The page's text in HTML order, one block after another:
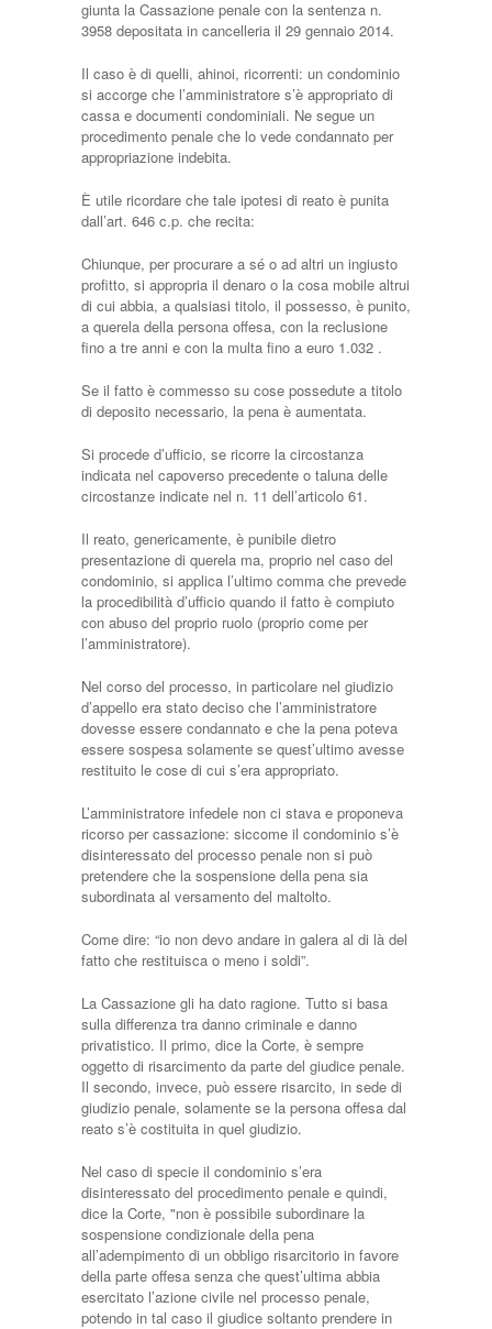
giunta la Cassazione penale con la sentenza n.
3958 depositata in cancelleria il 29 gennaio 2014.
Il caso è di quelli, ahinoi, ricorrenti: un condominio
si accorge che l’amministratore s’è appropriato di
cassa e documenti condominiali. Ne segue un
procedimento penale che lo vede condannato per
appropriazione indebita.
È utile ricordare che tale ipotesi di reato è punita
dall’art. 646 c.p. che recita:
Chiunque, per procurare a sé o ad altri un ingiusto
profitto, si appropria il denaro o la cosa mobile altrui
di cui abbia, a qualsiasi titolo, il possesso, è punito,
a querela della persona offesa, con la reclusione
fino a tre anni e con la multa fino a euro 1.032 .
Se il fatto è commesso su cose possedute a titolo
di deposito necessario, la pena è aumentata.
Si procede d’ufficio, se ricorre la circostanza
indicata nel capoverso precedente o taluna delle
circostanze indicate nel n. 11 dell’articolo 61.
Il reato, genericamente, è punibile dietro
presentazione di querela ma, proprio nel caso del
condominio, si applica l’ultimo comma che prevede
la procedibilità d’ufficio quando il fatto è compiuto
con abuso del proprio ruolo (proprio come per
l’amministratore).
Nel corso del processo, in particolare nel giudizio
d’appello era stato deciso che l’amministratore
dovesse essere condannato e che la pena poteva
essere sospesa solamente se quest’ultimo avesse
restituito le cose di cui s’era appropriato.
L’amministratore infedele non ci stava e proponeva
ricorso per cassazione: siccome il condominio s’è
disinteressato del processo penale non si può
pretendere che la sospensione della pena sia
subordinata al versamento del maltolto.
Come dire: “io non devo andare in galera al di là del
fatto che restituisca o meno i soldi”.
La Cassazione gli ha dato ragione. Tutto si basa
sulla differenza tra danno criminale e danno
privatistico. Il primo, dice la Corte, è sempre
oggetto di risarcimento da parte del giudice penale.
Il secondo, invece, può essere risarcito, in sede di
giudizio penale, solamente se la persona offesa dal
reato s’è costituita in quel giudizio.
Nel caso di specie il condominio s’era
disinteressato del procedimento penale e quindi,
dice la Corte, "non è possibile subordinare la
sospensione condizionale della pena
all’adempimento di un obbligo risarcitorio in favore
della parte offesa senza che quest’ultima abbia
esercitato l’azione civile nel processo penale,
potendo in tal caso il giudice soltanto prendere in